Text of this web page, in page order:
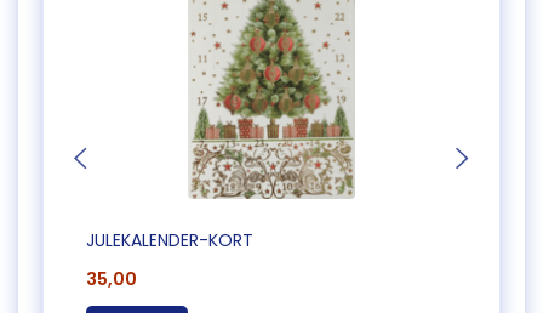
JULEKALENDER-KORT
35,00